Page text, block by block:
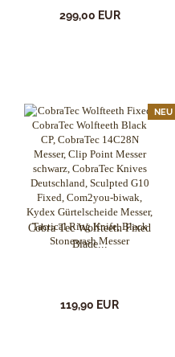
299,00 EUR
NEU
Cobra Tec Wolfteeth Fixed
Blade...
119,90 EUR